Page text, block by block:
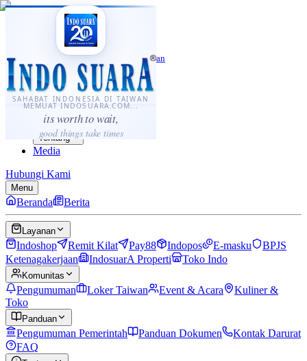
SAHABAT INDONESIA DI TAIWAN
MEMUAT INDOSUARA.COM...
its worth to wait,
good things take times
·...
⌘K
Sahabat Indonesia di Taiwan
Berita
Layanan
Komunitas
Panduan
Tentang
Media
Hubungi Kami
Menu
Beranda Berita
Layanan
Indoshop Remit Kilat Pay88 Indopos E-masku
BPJS
Ketenagakerjaan
IndosuarA Properti Toko Indo
Komunitas
Pengumuman Loker Taiwan Event & Acara
Kuliner &
Toko
Panduan
Pengumuman Pemerintah Panduan Dokumen
Kontak Darurat
FAQ